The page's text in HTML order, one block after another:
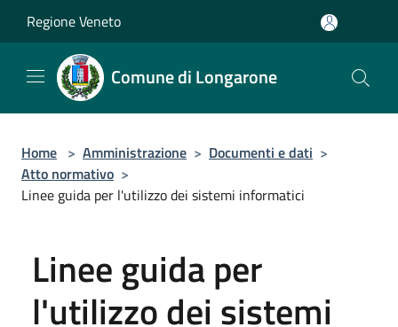
Regione Veneto
Comune di Longarone
Home > Amministrazione > Documenti e dati >
Atto normativo >
Linee guida per l'utilizzo dei sistemi informatici
Linee guida per
l'utilizzo dei sistemi